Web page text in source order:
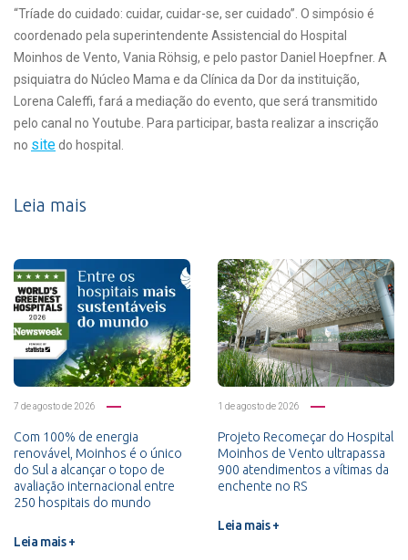
“Tríade do cuidado: cuidar, cuidar-se, ser cuidado”. O simpósio é
coordenado pela superintendente Assistencial do Hospital
Moinhos de Vento, Vania Röhsig, e pelo pastor Daniel Hoepfner. A
psiquiatra do Núcleo Mama e da Clínica da Dor da instituição,
Lorena Caleffi, fará a mediação do evento, que será transmitido
pelo canal no Youtube. Para participar, basta realizar a inscrição
no sitedo hospital.
Leia mais
7 de agosto de 2026
Com 100% de energia
renovável, Moinhos é o único
do Sul a alcançar o topo de
avaliação internacional entre
250 hospitais do mundo
Leia mais +
1 de agosto de 2026
Projeto Recomeçar do Hospital
Moinhos de Vento ultrapassa
900 atendimentos a vítimas da
enchente no RS
Leia mais +